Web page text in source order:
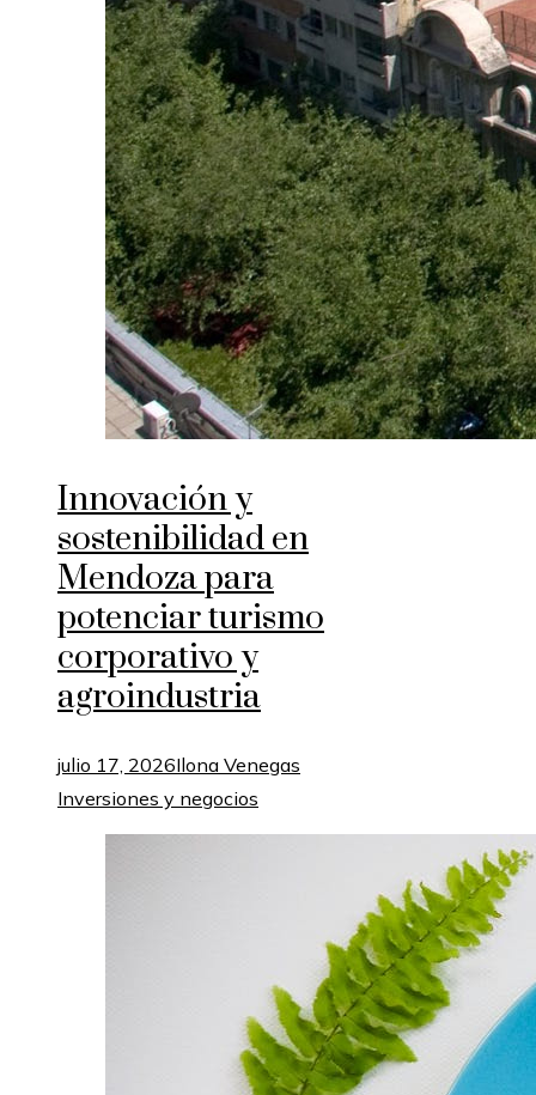
Innovación y
sostenibilidad en
Mendoza para
potenciar turismo
corporativo y
agroindustria
julio 17, 2026Ilona Venegas
Inversiones y negocios